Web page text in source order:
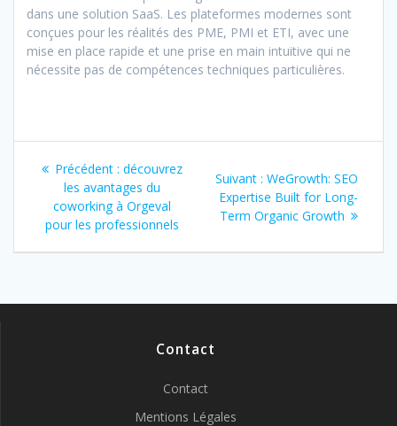
dans une solution SaaS. Les plateformes modernes sont
conçues pour les réalités des PME, PMI et ETI, avec une
mise en place rapide et une prise en main intuitive qui ne
nécessite pas de compétences techniques particulières.
Navigation
l’article
Précédent : Article
précédent
découvrez
les avantages du
coworking à Orgeval
pour les professionnels
Suivant : Article
suivant
:
WeGrowth: SEO
Expertise Built for Long-
Term Organic Growth
Contact
Contact
Mentions Légales